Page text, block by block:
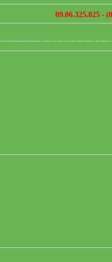
09.06.325.825 -
máy sản xuất: 255/8 Vườn lài .P An